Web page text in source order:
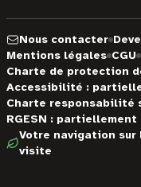
Nous contacter
Mentions légales CGU
Charte de protection
Accessibilité :
Charte responsabilité
RGESN : partiellement
Votre navigation sur
visite